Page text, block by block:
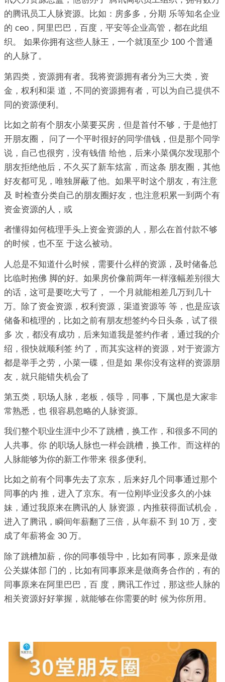
的腾讯员工人脉资源。比如：房多多，分期 乐等知名企业
的 ceo，阿里巴巴，百度，平安等企业高管，都在此组
织。 如果你拥有这些人脉王，一个就顶至少 100 个普通
的人脉了。
第四类，资源拥有者。我将资源拥有者分为三大类，资
金，权利和渠 道，不同的资源拥有者，可以为自己提供不
同的资源便利。
比如之前有个朋友小菜要买房，但是首付不够，于是他打
开朋友圈， 问了一个平时很好的同学借钱，但是那个同学
说，自己也很穷，没有钱借 给他，后来小菜偶尔发现那个
朋友拒绝他后，不久买了新车炫富，而这条 朋友圈，其他
好友都可见，唯独屏蔽了他。如果平时这个朋友，有注意
及 时检查分类自己的朋友圈好友，也注意积累一到两个有
资金资源的人，或
者懂得如何梳理手头上资金资源的人，那么在首付款不够
的时候，也不至 于这么被动。
人总是不知道什么时候，需要什么样的资源，及时储备总
比临时抱佛 脚的好。如果房价像前两年一样涨幅差别很大
的话，这可是要吃大亏了， 一个月就能相差几万到几十
万。除了资金资源，权利资源，渠道资源等 等，也是应该
储备和梳理的，比如之前有朋友想签约今日头条，试了很
多 次，都没有成功，后来知道我是签约作者，通过我的介
绍，很快就顺利签 约了，而其实这样的资源，对于资源方
都是举手之劳，小菜一碟，但是如 果你没有这样的资源朋
友，就只能错失机会了
第五类，职场人脉，老板，领导，同事，下属也是大家非
常熟悉，也 很容易忽略的人脉资源。
我们整个职业生涯中少不了跳槽，换工作，和很多不同的
人共事。你 的职场人脉也一样会跳槽，换工作。而这样的
人脉能够为你的新工作带来 很多便利。
比如之前有个同事先去了京东，后来好几个同事通过那个
同事的内 推，进入了京东。有一位刚毕业没多久的小妹
妹，通过我原来在腾讯的人 脉资源，内推获得面试机会，
进入了腾讯，瞬间年薪翻了三倍，从年薪不 到 10 万，变
成了年薪将金 30 万。
除了跳槽加薪，你的同事领导中，比如有同事，原来是做
公关媒体部 门的，比如有同事原来是做商务合作的，有的
同事原来在阿里巴巴，百 度，腾讯工作过，那这些人脉的
相关资源好好掌握，就能够在你需要的时 候为你所用。